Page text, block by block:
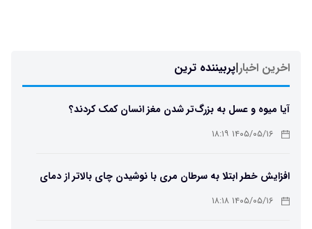
اخرین اخبار|پربیننده ترین
آیا میوه و عسل به بزرگ‌تر شدن مغز انسان کمک کردند؟
۱۴۰۵/۰۵/۱۶ ۱۸:۱۹
افزایش خطر ابتلا به سرطان مری با نوشیدن چای بالاتر از دمای
۶۵ درجه ۱۴۰۵/۰۵/۱۶ ۱۸:۱۸